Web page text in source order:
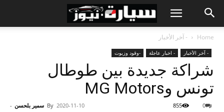
Home - آخر الأخبار
- آخر الأخبار - اخبار عاجلة -وقود وزيوت
شراكة جديدة بين طوطال
تونس وMG Motors
By سمير بلحسن - 2020-11-10 0
855